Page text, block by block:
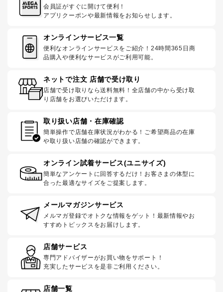
会員証がすぐに開けて便利！
アプリクーポンや最新情報をお知らせします。
オンラインサービス一覧
便利なオンラインサービスをご紹介！24時間365日商
品購入や便利なサービスがご利用可能。
ネットで注文 店舗で受け取り
店舗で受け取りなら送料無料！全店舗の中から受け取
り店舗をお選びいただけます。
取り扱い店舗・在庫確認
簡単操作で店舗在庫状況がわかる！ご希望商品の在庫
や取り扱い店舗の確認ができます。
オンライン試着サービス(ユニサイズ)
簡単なアンケートに回答するだけ！お客さまの体型に
合った最適なサイズをご提案します。
メールマガジンサービス
メルマガ登録でオトクな情報をゲット！最新情報やお
すすめトピックスをお届けします。
店舗サービス
専門アドバイザーがお買い物をサポート！
充実したサービスを是非ご利用ください。
店舗一覧